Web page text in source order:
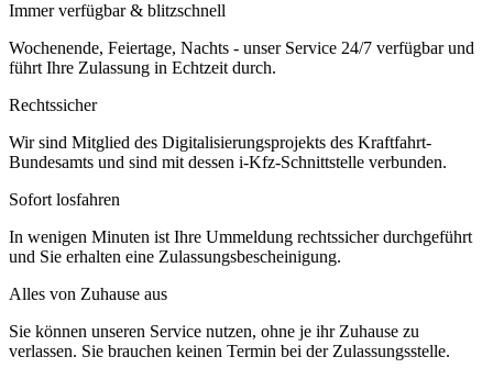
Immer verfügbar & blitzschnell
Wochenende, Feiertage, Nachts - unser Service 24/7 verfügbar und
führt Ihre Zulassung in Echtzeit durch.
Rechtssicher
Wir sind Mitglied des Digitalisierungsprojekts des Kraftfahrt-
Bundesamts und sind mit dessen i-Kfz-Schnittstelle verbunden.
Sofort losfahren
In wenigen Minuten ist Ihre Ummeldung rechtssicher durchgeführt
und Sie erhalten eine Zulassungsbescheinigung.
Alles von Zuhause aus
Sie können unseren Service nutzen, ohne je ihr Zuhause zu
verlassen. Sie brauchen keinen Termin bei der Zulassungsstelle.